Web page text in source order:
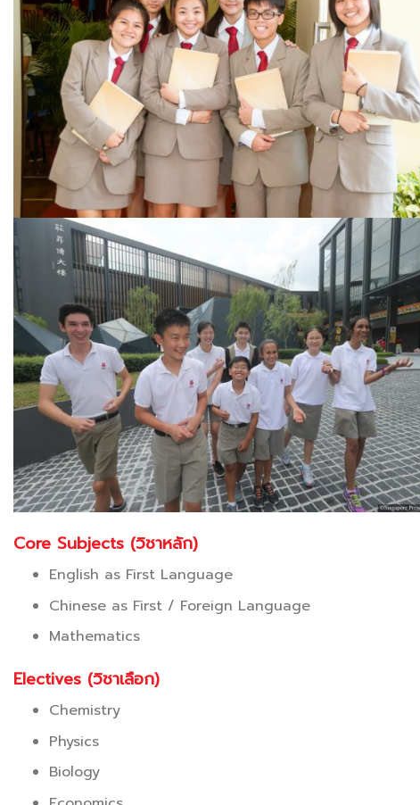
Core Subjects (วิชาหลัก)
English as First Language
Chinese as First / Foreign Language
Mathematics
Electives (วิชาเลือก)
Chemistry
Physics
Biology